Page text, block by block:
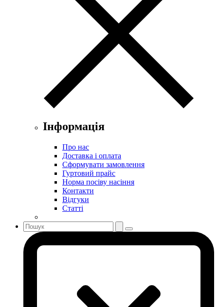
Інформація
Про нас
Доставка і оплата
Сформувати замовлення
Гуртовий прайс
Норма посіву насіння
Контакти
Відгуки
Статті